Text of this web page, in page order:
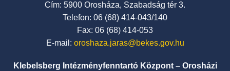
Cím: 5900 Orosháza, Szabadság tér 3.
Telefon: 06 (68) 414-043/140
Fax: 06 (68) 414-053
E-mail: oroshaza.jaras@bekes.gov.hu
Klebelsberg Intézményfenntartó Központ – Orosházi